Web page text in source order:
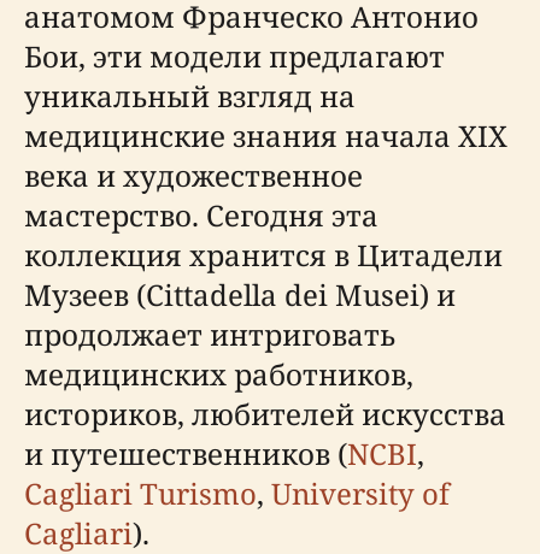
анатомом Франческо Антонио
Бои, эти модели предлагают
уникальный взгляд на
медицинские знания начала XIX
века и художественное
мастерство. Сегодня эта
коллекция хранится в Цитадели
Музеев (Cittadella dei Musei) и
продолжает интриговать
медицинских работников,
историков, любителей искусства
и путешественников (NCBI,
Cagliari Turismo, University of
Cagliari).